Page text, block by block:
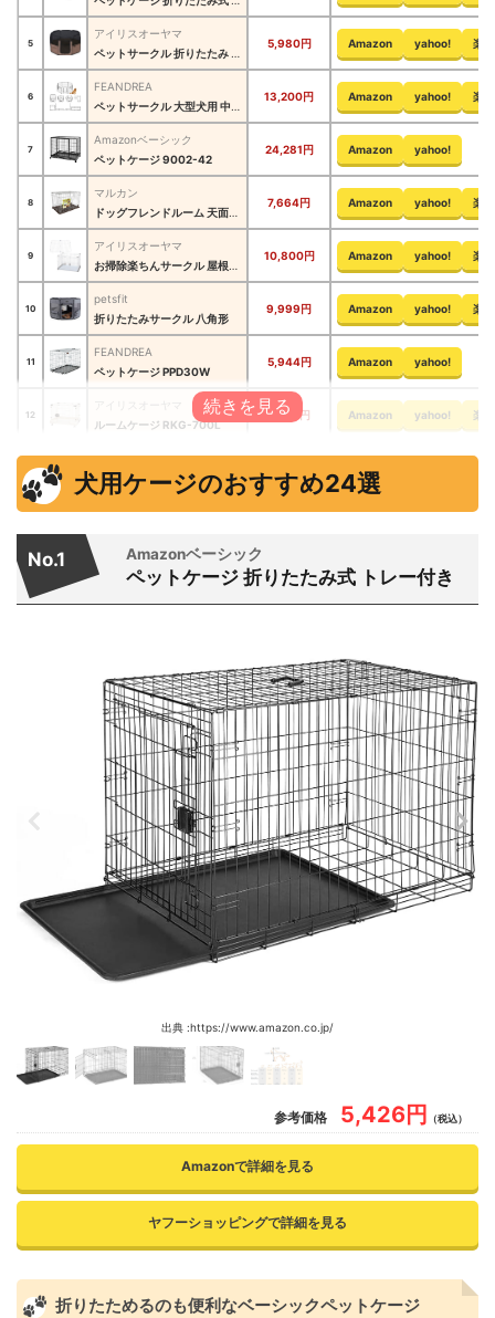
5
アイリスオーヤマ
ペットサークル 折りたたみ アウトドア POTS-920A
5,980円 Amazon yahoo! 楽
6
FEANDREA
ペットサークル 大型犬用 中型犬用 PPK88G
13,200円 Amazon yahoo! 楽
7
Amazonベーシック
ペットケージ ‎9002-42
24,281円 Amazon yahoo!
8
マルカン
ドッグフレンドルーム 天面フェンス付
7,664円 Amazon yahoo! 楽
9
アイリスオーヤマ
お掃除楽ちんサークル 屋根セット P-SS-906
10,800円 Amazon yahoo! 楽
10
petsfit
折りたたみサークル 八角形
9,999円 Amazon yahoo! 楽
11
FEANDREA
ペットケージ PPD30W
5,944円 Amazon yahoo!
12
ルームケージ RKG-700L
7,590円 Amazon yahoo! 楽
13
Petrasia
ペット用サークル ドア付 vo414904
アイリスオーヤマ
アイリスオーヤマ
ペットサークル 折りたたみ ‎CI-604E
7,160円 Amazon yahoo!
犬猫ケージ 折りたたみ OKE-750R
8,640円 Amazon 楽天市場
アドメイト
2ドアパピーサークル
6,580円 Amazon yahoo! 楽
アイリスオーヤマ
ペットサークル ‎CLS-1130Y
16,800円 Amazon yahoo! 楽
VENTOTA
ペットフェンス ドア付 vo406695
4,980円 Amazon yahoo!
フェザーストア
ペット用折り畳みケージ オリジナル収納ケース付き
Amazon yahoo!
ペットサークル PDC002G01
7,074円
24
犬用ケージ 両開きドア付き
24,900円
犬用ケージのおすすめ24選
No.1 Amazonベーシック
ペットケージ 折りたたみ式 トレー付き
出典 :https://www.amazon.co.jp/
参考価格 5,426円 （税込）
Amazonで詳細を見る
ヤフーショッピングで詳細を見る
折りたためるのも便利なベーシックペットケージ